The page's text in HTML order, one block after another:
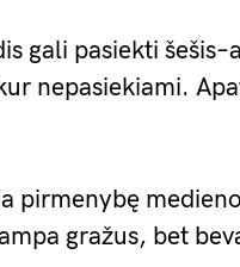
gali pasiekti
nepasiekiami.
pirmenybę
gražus, bet